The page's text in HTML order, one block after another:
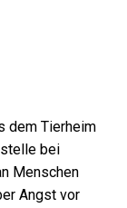
dem Tierheim
bei
Menschen
Angst vor